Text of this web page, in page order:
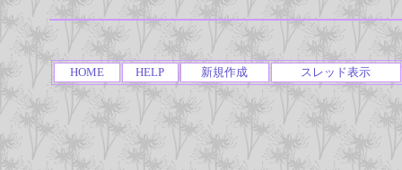
HOME HELP 新規作成 スレッド表示